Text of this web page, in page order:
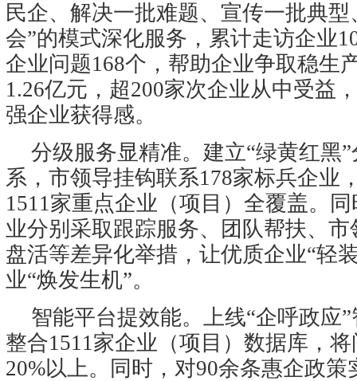
民企、解决一批难题、宣传一批典
会”的模式深化服务，累计走访企业
企业问题168个，帮助企业争取稳生
1.26亿元，超200家次企业从中受益
强企业获得感。
分级服务显精准。建立“绿黄红黑
系，市领导挂钩联系178家标兵企业
1511家重点企业（项目）全覆盖。
业分别采取跟踪服务、团队帮扶、
盘活等差异化举措，让优质企业“轻
业“焕发生机”。
智能平台提效能。上线“企呼政应
整合1511家企业（项目）数据库，
20%以上。同时，对90余条惠企政策